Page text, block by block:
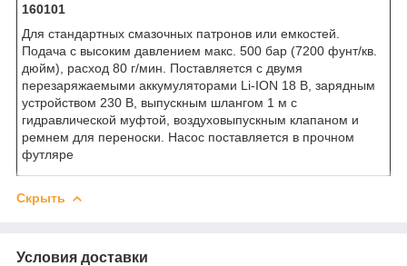
160101
Для стандартных смазочных патронов или емкостей.
Подача с высоким давлением макс. 500 бар (7200 фунт/кв.
дюйм), расход 80 г/мин. Поставляется с двумя
перезаряжаемыми аккумуляторами Li-ION 18 В, зарядным
устройством 230 В, выпускным шлангом 1 м с
гидравлической муфтой, воздуховыпускным клапаном и
ремнем для переноски. Насос поставляется в прочном
футляре
Скрыть
Условия доставки